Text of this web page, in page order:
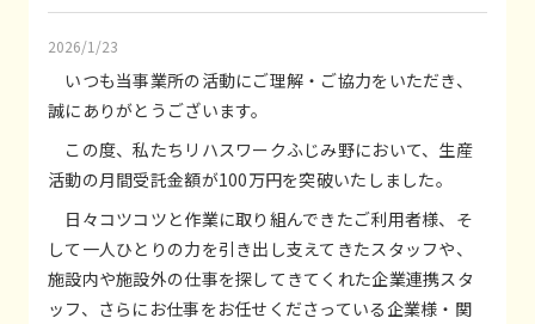
2026/1/23
いつも当事業所の活動にご理解・ご協力をいただき、
誠にありがとうございます。
この度、私たちリハスワークふじみ野において、生産
活動の月間受託金額が100万円を突破いたしました。
日々コツコツと作業に取り組んできたご利用者様、そ
して一人ひとりの力を引き出し支えてきたスタッフや、
施設内や施設外の仕事を探してきてくれた企業連携スタ
ッフ、さらにお仕事をお任せくださっている企業様・関